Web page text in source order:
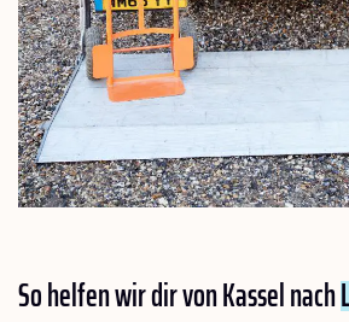
So helfen wir dir von Kassel nach